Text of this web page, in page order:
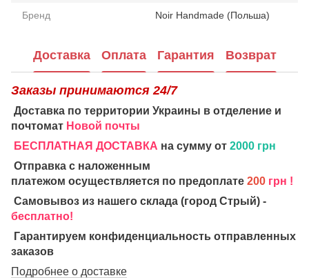
Бренд Noir Handmade (Польша)
Доставка Оплата Гарантия Возврат
Заказы принимаются 24/7
Доставка по территории Украины в отделение и
почтомат Новой почты
БЕСПЛАТНАЯ ДОСТАВКА на сумму от 2000 грн
Отправка с наложенным
платежом осуществляется по предоплате 200 грн !
Самовывоз из нашего склада (город Стрый) -
бесплатно!
Гарантируем конфиденциальность отправленных
заказов
Подробнее о доставке